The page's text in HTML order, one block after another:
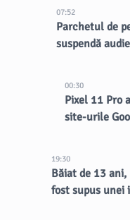
07:52
Parchetul de
suspendă
00:30
Pixel 11 Pro
site-urile
19:30
Băiat de 13
fost supus